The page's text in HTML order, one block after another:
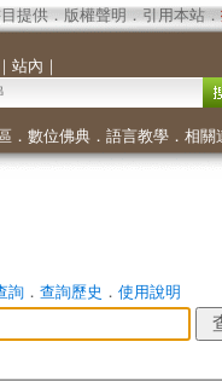
提供． 版權聲明 ． 引用本站．
站內 ｜
． 數位佛典． 語言教學． 相關
詢． 查詢歷史 ． 使用說明